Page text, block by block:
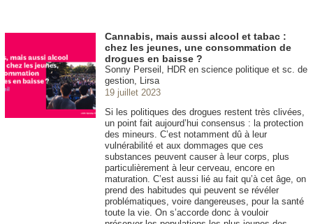
Cannabis, mais aussi alcool et tabac :
chez les jeunes, une consommation de
drogues en baisse ?
Sonny Perseil, HDR en science politique et sc. de
gestion, Lirsa
19 juillet 2023
Si les politiques des drogues restent très clivées,
un point fait aujourd’hui consensus : la protection
des mineurs. C’est notamment dû à leur
vulnérabilité et aux dommages que ces
substances peuvent causer à leur corps, plus
particulièrement à leur cerveau, encore en
maturation. C’est aussi lié au fait qu’à cet âge, on
prend des habitudes qui peuvent se révéler
problématiques, voire dangereuses, pour la santé
toute la vie. On s’accorde donc à vouloir